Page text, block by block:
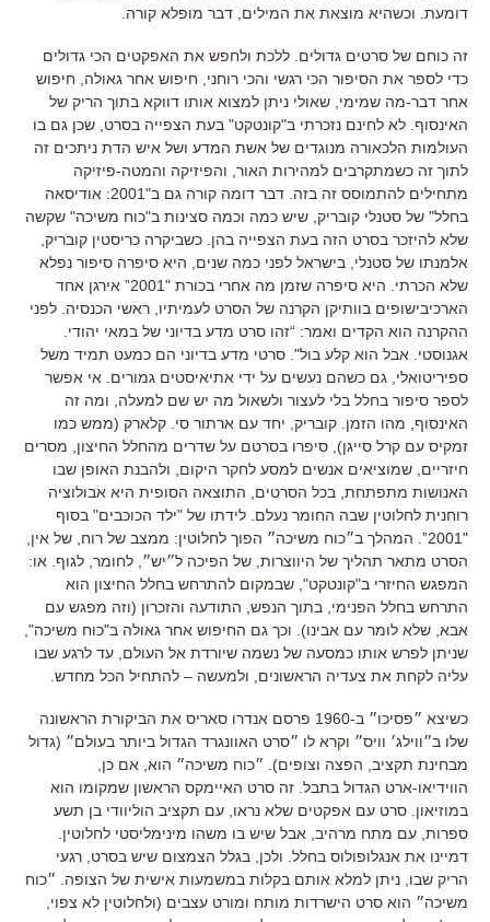
דומעת. וכשהיא מוצאת את המילים, דבר מופלא קורה.
זה כוחם של סרטים גדולים. ללכת ולחפש את האפקטים הכי גדולים
כדי לספר את הסיפור הכי רגשי והכי רוחני, חיפוש אחר גאולה, חיפוש
אחר דבר-מה שמימי, שאולי ניתן למצוא אותו דווקא בתוך הריק של
האינסוף. לא לחינם נזכרתי ב"קונטקט" בעת הצפייה בסרט, שכן גם בו
העולמות הלכאורה מנוגדים של אשת המדע ושל איש הדת ניתכים זה
לתוך זה כשמתקרבים למהירות האור, והפיזיקה והמטה-פיזיקה
מתחילים להתמוסס זה בזה. דבר דומה קורה גם ב"2001: אודיסאה
בחלל" של סטנלי קובריק, שיש כמה וכמה סצינות ב"כוח משיכה" שקשה
שלא להיזכר בסרט הזה בעת הצפייה בהן. כשביקרה כריסטין קובריק,
אלמנתו של סטנלי, בישראל לפני כמה שנים, היא סיפרה סיפור נפלא
שלא הכרתי. היא סיפרה שזמן מה אחרי בכורת "2001” אירגן אחד
הארכיבישופים בוותיקן הקרנה של הסרט לעמיתיו, ראשי הכנסיה. לפני
ההקרנה הוא הקדים ואמר: “זהו סרט מדע בדיוני של במאי יהודי.
אגנוסטי. אבל הוא קלע בול". סרטי מדע בדיוני הם כמעט תמיד משל
ספיריטואלי, גם כשהם נעשים על ידי אתיאיסטים גמורים. אי אפשר
לספר סיפור בחלל בלי לעצור ולשאול מה יש שם למעלה, ומה זה
האינסוף, מהו הזמן. קובריק, יחד עם ארתור סי. קלארק (ממש כמו
זמקיס עם קרל סייגן), סיפרו בסרטם על שדרים מהחלל החיצון, מסרים
חיזריים, שמוציאים אנשים למסע לחקר היקום, ולהבנת האופן שבו
האנושות מתפתחת, בכל הסרטים, התוצאה הסופית היא אבולוציה
רוחנית לחלוטין שבה החומר נעלם. לידתו של "ילד הכוכבים" בסוף
"2001”. המהלך ב״כוח משיכה״ הפוך לחלוטין: ממצב של רוח, של אין,
הסרט מתאר תהליך של היווצרות, של הפיכה ל״יש״, לחומר, לגוף. או:
המפגש החיזרי ב"קונטקט", שבמקום להתרחש בחלל החיצון הוא
התרחש בחלל הפנימי, בתוך הנפש, התודעה והזכרון (וזה מפגש עם
אבא, שלא לומר עם אבינו). וכך גם החיפוש אחר גאולה ב"כוח משיכה",
שניתן לפרש אותו כמסעה של נשמה שיורדת אל העולם, עד לרגע שבו
עליה לקחת את צעדיה הראשונים, ולמעשה – להתחיל הכל מחדש.
כשיצא ״פסיכו״ ב-1960 פרסם אנדרו סאריס את הביקורת הראשונה
שלו ב״ווילג׳ וויס״ וקרא לו ״סרט האוונגרד הגדול ביותר בעולם״ (גדול
מבחינת תקציב, הפצה וצופים). ״כוח משיכה״ הוא, אם כן,
הווידיאו-ארט הגדול בתבל. זה סרט האיימקס הראשון שמקומו הוא
במוזיאון. סרט עם אפקטים שלא נראו, עם תקציב הוליוודי בן תשע
ספרות, עם מתח מרהיב, אבל שיש בו משהו מינימליסטי לחלוטין.
דמיינו את אנגלופולוס בחלל. ולכן, בגלל הצמצום שיש בסרט, רגעי
הריק שבו, ניתן למלא אותם בקלות במשמעות אישית של הצופה. ״כוח
משיכה״ הוא סרט הישרדות מותח ומורט עצבים (ולחלוטין לא צפוי,